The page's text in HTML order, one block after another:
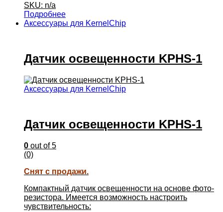
SKU: n/a
Подробнее
Аксессуары для KernelChip
Датчик освещенности KPHS-1
Аксессуары для KernelChip
Датчик освещенности KPHS-1
0 out of 5
(0)
Снят с продажи.
Компактный датчик освещенности на основе фото-
резистора. Имеется возможность настроить
чувствительность: